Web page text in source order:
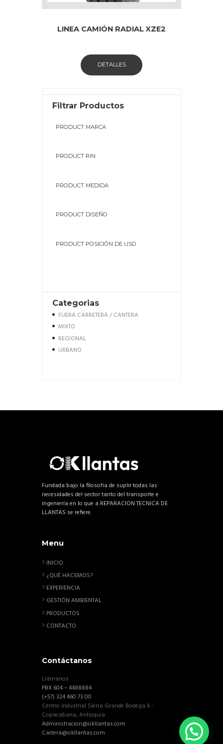
LINEA CAMIÓN RADIAL XZE2
DETALLES
Filtrar Productos
Categorias
FUERA CARRETERA / CANTERA
MIXTO
REGIONAL
URBANO
Fundada bajo la filosofía de suplir todas las
necesidades del sector tanto del transporte e
ingeniería en lo que a REPARACION TECNICA DE
LLANTAS se refiere.
Menu
INICIO
¿QUÉ HACEMOS?
EXPERIENCIA
GESTIÓN AMBIENTAL
PRODUCTOS
CONTACTO
Contáctanos
Llámanos
PBX 604 – 4488884
(+57) 324 460 73 00
Centro industrial Sierra Grande Bodega 6 -
Copacabana, Antioquia.
Administracion@okllantas.com
Cartera@okllantas.com